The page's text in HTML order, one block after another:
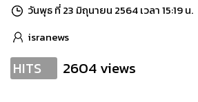
วันพุธ ที่ 23 มิถุนายน 2564 เวลา 15:19 น.
isranews
HITS 2604 views